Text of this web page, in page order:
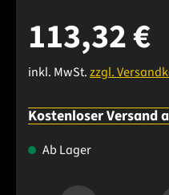
113,32 €
inkl. MwSt.zzgl.
Kostenloser Versand
Ab Lager